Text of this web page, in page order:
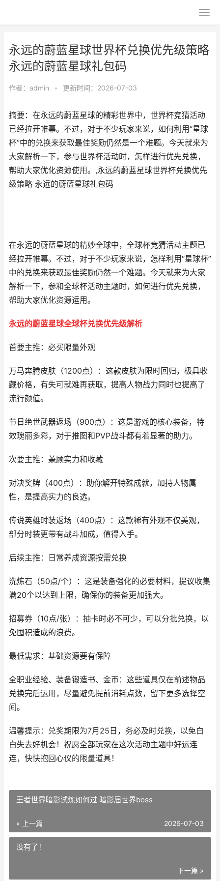
永远的蔚蓝星球世界杯兑换优先级策略
永远的蔚蓝星球礼包码
作者： admin • 更新时间：2026-07-03
摘要：在永远的蔚蓝星球的精彩世界中，世界杯竞猜活动
已经拉开帷幕。不过，对于不少玩家来说，如何利用“星球
杯”中的兑换来获取最佳奖励仍然是一个难题。今天就来为
大家解析一下，参与世界杯活动时，怎样进行优先兑换，
帮助大家优化资源使用。,永远的蔚蓝星球世界杯兑换优先
级策略 永远的蔚蓝星球礼包码
在永远的蔚蓝星球的精妙全球中，全球杯竞猜活动主题已
经拉开帷幕。不过，对于不少玩家来说，怎样利用“星球杯”
中的兑换来获取最佳奖励仍然一个难题。今天就来为大家
解析一下，参和全球杯活动主题时，如何进行优先兑换，
帮助大家优化资源运用。
永远的蔚蓝星球全球杯兑换优先级解析
首要主推：必买限量外观
万马奔腾皮肤（1200点）：这款皮肤为限时回归，极具收
藏价格，有失可就难再获取，提高人物战力同时也提高了
流行颜值。
节日绝世武器返场（900点）：这是游戏的核心装备，特
效瑰丽多彩，对于推图和PVP战斗都有着显著的助力。
次要主推：兼顾实力和收藏
对决奖牌（400点）：助你解开特殊成就，加持人物属
性，是提高实力的良选。
传说英雄时装返场（400点）：这款稀有外观不仅美观，
部分时装更带有战斗加成，值得入手。
后续主推：日常养成资源按需兑换
洗炼石（50点/个）：这是装备强化的必要材料，提议收集
满20个以达到上限，确保你的装备更加强大。
招募券（10点/张）：抽卡时必不可少，可以分批兑换，以
免囤积造成的浪费。
最低需求：基础资源要有保障
全职业经验、装备锻造书、金币：这些道具仅在前述物品
兑换完后运用，尽量避免提前消耗点数，留下更多选择空
间。
温馨提示：兑奖期限为7月25日，务必及时兑换，以免白
白失去好机会！祝愿全部玩家在这次活动主题中好运连
连，快快抱回心仪的限量道具！
王者世界暗影试炼如何过 暗影届世界boss
« 上一篇 2026-07-03
没有了！
下一篇 »